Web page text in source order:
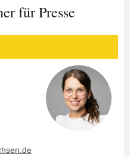
für Presse